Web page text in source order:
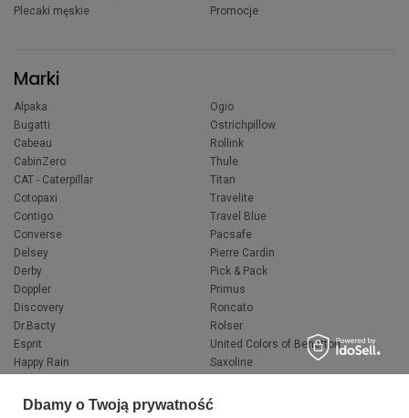
Plecaki męskie
Promocje
Marki
Alpaka
Bugatti
Cabeau
CabinZero
CAT - Caterpillar
Cotopaxi
Contigo
Converse
Delsey
Derby
Doppler
Discovery
Dr.Bacty
Esprit
Happy Rain
Hedgren
Ogio
Ostrichpillow
Rollink
Thule
Titan
Travelite
Travel Blue
Pacsafe
Pierre Cardin
Pick & Pack
Primus
Roncato
Rolser
United Colors of Benetton
Saxoline
Wenger
Dbamy o Twoją prywatność